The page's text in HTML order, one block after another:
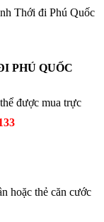
Thới đi Phú Quốc
PHÚ QUỐC
được mua trực
hoặc thẻ căn cước